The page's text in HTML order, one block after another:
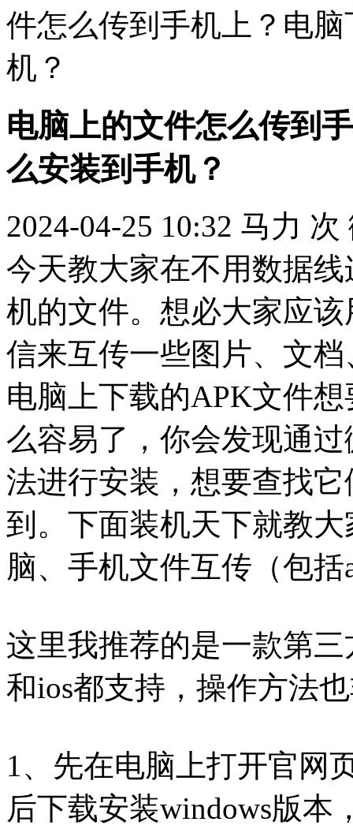
件怎么传到手机上？电
机？
电脑上的文件怎么传到
么安装到手机？
2024-04-25 10:32 马力 次
今天教大家在不用数据
机的文件。想必大家应
信来互传一些图片、文
电脑上下载的APK文件
么容易了，你会发现通
法进行安装，想要查找
到。下面装机天下就教
脑、手机文件互传（包括
这里我推荐的是一款第
和ios都支持，操作方法
1、先在电脑上打开官网
后下载安装windows版